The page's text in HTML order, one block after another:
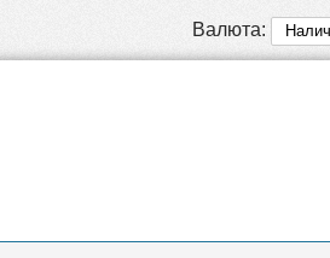
Валюта: